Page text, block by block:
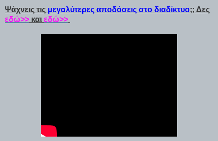
Ψάχνεις τις μεγαλύτερες αποδόσεις στο διαδίκτυο;; Δες
εδώ>> και εδώ>>